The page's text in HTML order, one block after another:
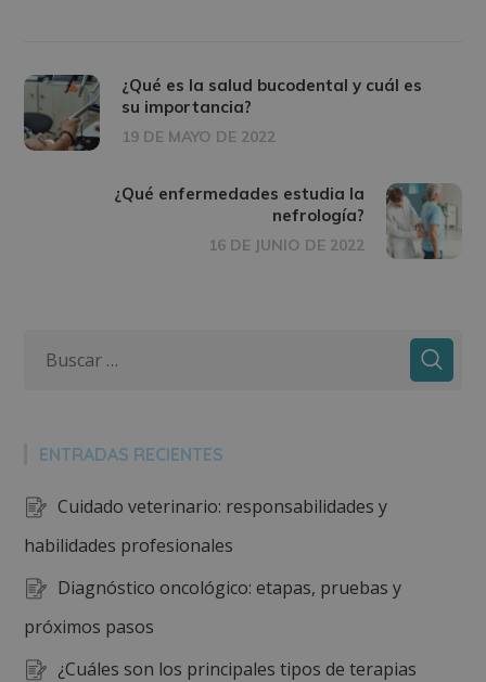
¿Qué es la salud bucodental y cuál es
su importancia?
19 DE MAYO DE 2022
¿Qué enfermedades estudia la
nefrología?
16 DE JUNIO DE 2022
ENTRADAS RECIENTES
Cuidado veterinario: responsabilidades y
habilidades profesionales
Diagnóstico oncológico: etapas, pruebas y
próximos pasos
¿Cuáles son los principales tipos de terapias